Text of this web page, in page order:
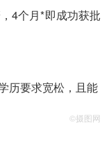
4个月*即成功获批
©摄图网